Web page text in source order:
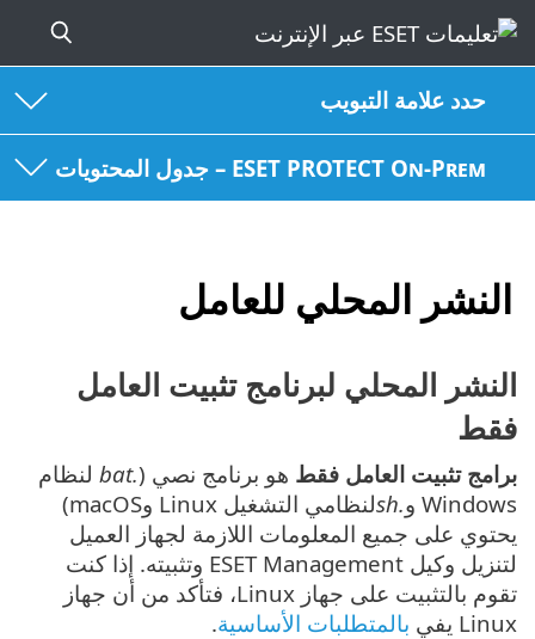
حدد علامة التبويب
ESET PROTECT On-Prem – جدول المحتويات
النشر المحلي للعامل
النشر المحلي لبرنامج تثبيت العامل
فقط
برامج تثبيت العامل فقط هو برنامج نصي (.bat
لنظام
Windows و
.sh
لنظامي التشغيل Linux وmacOS)
يحتوي على جميع المعلومات اللازمة لجهاز العميل
لتنزيل وكيل ESET Management وتثبيته. إذا كنت
تقوم بالتثبيت على جهاز Linux، فتأكد من أن جهاز
Linux يفي
بالمتطلبات الأساسية.